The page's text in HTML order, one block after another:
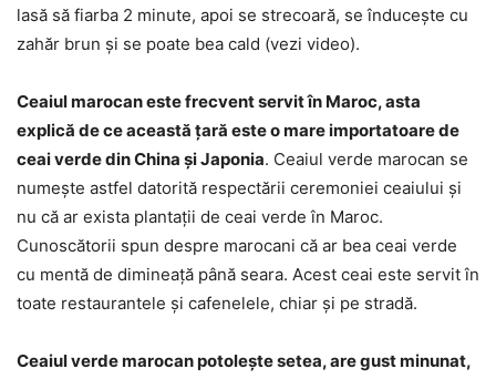
lasă să fiarba 2 minute, apoi se strecoară, se înducește cu
zahăr brun și se poate bea cald (vezi video).
Ceaiul marocan este frecvent servit în Maroc, asta
explică de ce această țară este o mare importatoare de
ceai verde din China și Japonia. Ceaiul verde marocan se
numește astfel datorită respectării ceremoniei ceaiului și
nu că ar exista plantații de ceai verde în Maroc.
Cunoscătorii spun despre marocani că ar bea ceai verde
cu mentă de dimineață până seara. Acest ceai este servit în
toate restaurantele și cafenelele, chiar și pe stradă.
Ceaiul verde marocan potolește setea, are gust minunat,